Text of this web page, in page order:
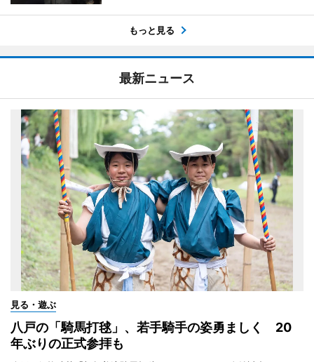
もっと見る
最新ニュース
見る・遊ぶ
八戸の「騎馬打毬」、若手騎手の姿勇ましく 20
年ぶりの正式参拝も